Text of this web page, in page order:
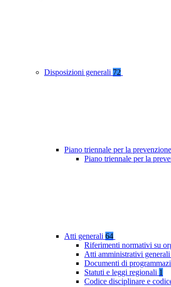
Disposizioni generali 72
Piano triennale per la
Piano triennale per la
Atti generali 64
Riferimenti normativi su
Atti amministrativi generali
Documenti di
Statuti e leggi regionali 1
Codice disciplinare e